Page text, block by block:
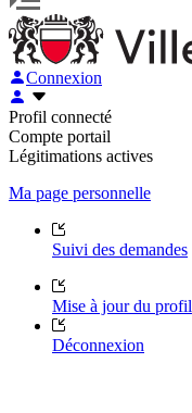
Connexion
Profil connecté
Compte portail
Légitimations actives
Ma page personnelle
Suivi des demandes
Mise à jour du profil
Déconnexion